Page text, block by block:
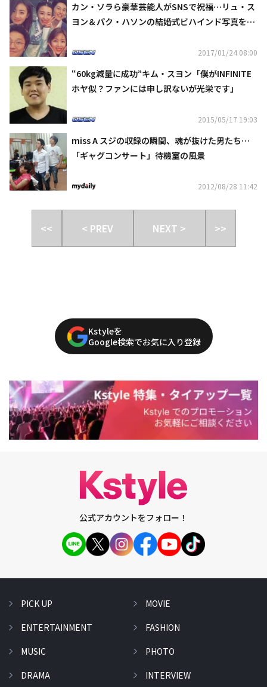
カン・ソラら豪華芸能人がSNSで祝福…リュ・ス
ヨン＆パク・ハソンの結婚式ビハインド写真を公
2017/01/24 08:00
“60kg減量に成功”キム・スヨン「僕がINFINITE
ホヤ似？ファンには申し訳ないが光栄です」
2015/05/17 19:03
miss A スジの収録の瞬間、魂が抜けた男たち…
「ギャグコンサート」待機室の風景
2012/08/28 11:42
<< < PREV NEXT > >>
Kstyleを
Google検索でお気に入り登録
公式アカウントをフォロー！
PICK UP
ENTERTAINMENT
MUSIC
DRAMA
MOVIE
FASHION
PHOTO
INTERVIEW